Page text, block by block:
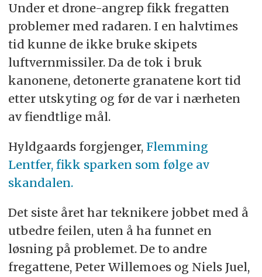
Under et drone-angrep fikk fregatten
problemer med radaren. I en halvtimes
tid kunne de ikke bruke skipets
luftvernmissiler. Da de tok i bruk
kanonene, detonerte granatene kort tid
etter utskyting og før de var i nærheten
av fiendtlige mål.
Hyldgaards forgjenger, Flemming
Lentfer, fikk sparken som følge av
skandalen.
Det siste året har teknikere jobbet med å
utbedre feilen, uten å ha funnet en
løsning på problemet. De to andre
fregattene, Peter Willemoes og Niels Juel,